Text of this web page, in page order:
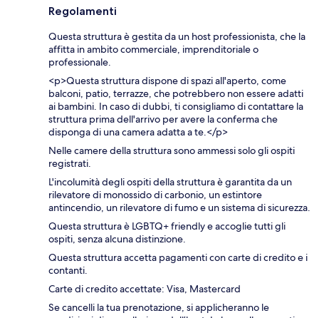
Regolamenti
Questa struttura è gestita da un host professionista, che la
affitta in ambito commerciale, imprenditoriale o
professionale.
<p>Questa struttura dispone di spazi all'aperto, come
balconi, patio, terrazze, che potrebbero non essere adatti
ai bambini. In caso di dubbi, ti consigliamo di contattare la
struttura prima dell'arrivo per avere la conferma che
disponga di una camera adatta a te.</p>
Nelle camere della struttura sono ammessi solo gli ospiti
registrati.
L'incolumità degli ospiti della struttura è garantita da un
rilevatore di monossido di carbonio, un estintore
antincendio, un rilevatore di fumo e un sistema di sicurezza.
Questa struttura è LGBTQ+ friendly e accoglie tutti gli
ospiti, senza alcuna distinzione.
Questa struttura accetta pagamenti con carte di credito e i
contanti.
Carte di credito accettate: Visa, Mastercard
Se cancelli la tua prenotazione, si applicheranno le